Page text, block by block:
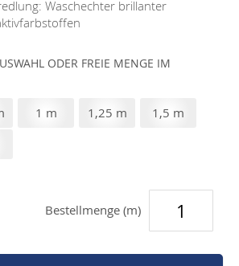
Waschechter brillanter
ODER FREIE MENGE IM
1 m 1,25 m
1,5 m
Bestellmenge (m)